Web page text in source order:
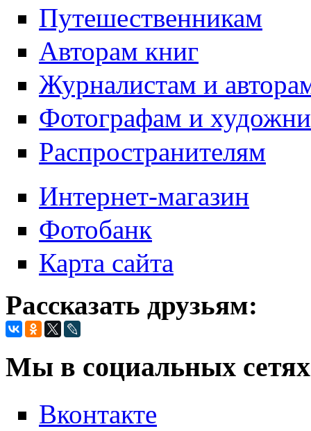
Путешественникам
Авторам книг
Журналистам и
Фотографам и
Распространителям
Интернет-магазин
Фотобанк
Карта сайта
Рассказать друзьям:
Мы в социальных
Вконтакте